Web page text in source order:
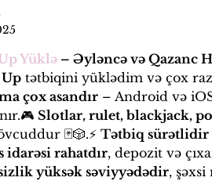
Yüklə – Əyləncə və Qazanc
tətbiqini yüklədim və çox
çox asandır – Android və
Slotlar, rulet, blackjack,
🃏🎲.⚡ Tətbiq sürətlidir
idarəsi rahatdır, depozit və
yüksək səviyyədədir,